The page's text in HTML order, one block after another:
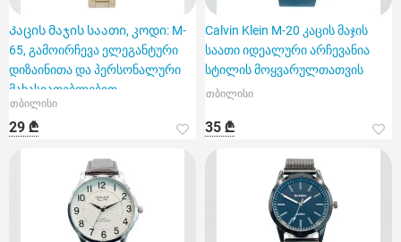
Კაცის მაჯის საათი, კოდი: M-
65, გამოირჩევა ელეგანტური
დიზაინითა და პერსონალური
მახასიათებლებით
თბილისი
29 ₾
Calvin Klein M-20 კაცის მაჯის
საათი იდეალური არჩევანია
სტილის მოყვარულთათვის
თბილისი
35 ₾